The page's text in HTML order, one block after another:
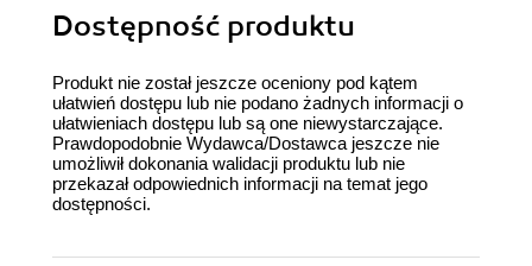
Dostępność produktu
Produkt nie został jeszcze oceniony pod kątem
ułatwień dostępu lub nie podano żadnych informacji o
ułatwieniach dostępu lub są one niewystarczające.
Prawdopodobnie Wydawca/Dostawca jeszcze nie
umożliwił dokonania walidacji produktu lub nie
przekazał odpowiednich informacji na temat jego
dostępności.